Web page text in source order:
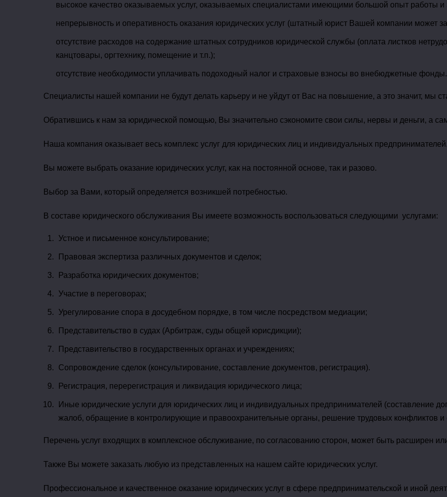
высокое качество оказываемых услуг, оказываемых специалистами имеющими большой опыт работы и
непрерывность и оперативность оказания юридических услуг (штатный юрист Вашей компании может
отсутствие расходов на содержание штатных сотрудников юридической службы (оплата листков
канцтовары, оргтехнику, помещение и т.п.);
отсутствие необходимости уплачивать подоходный налог и страховые взносы во внебюджетные фонды.
Специалисты нашей компании не будут делать карьеру и не уйдут от Вас на повышение, а это значит,
Обратившись к нам за юридической помощью, Вы значительно сэкономите свои силы, нервы и деньги, а
Наша компания оказывает весь комплекс услуг для юридических лиц и индивидуальных
Вы можете выбрать оказание юридических услуг, как на постоянной основе, так и разово.
Выбор за Вами, который определяется возникшей потребностью.
В составе юридического обслуживания Вы имеете возможность воспользоваться следующими услугами:
Устное и письменное консультирование;
Правовая экспертиза различных документов и сделок;
Разработка юридических документов;
Участие в переговорах;
Урегулирование спора в досудебном порядке, в том числе посредством медиации;
Представительство в судах (Арбитраж, суды общей юрисдикции);
Представительство в государственных органах и учреждениях;
Сопровождение сделок (консультирование, составление документов, регистрация).
Регистрация, перерегистрация и ликвидация юридического лица;
Иные юридические услуги для юридических лиц и индивидуальных предпринимателей (составление
жалоб, обращение в контролирующие и правоохранительные органы, решение трудовых конфликтов и
Перечень услуг входящих в комплексное обслуживание, по согласованию сторон, может быть расширен
Также Вы можете заказать любую из представленных на нашем сайте юридических услуг.
Профессиональное и качественное оказание юридических услуг в сфере предпринимательской и иной